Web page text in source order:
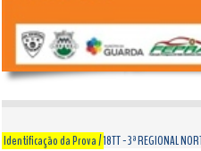
Identificação da Prova /18TT - 3ª REGIONAL